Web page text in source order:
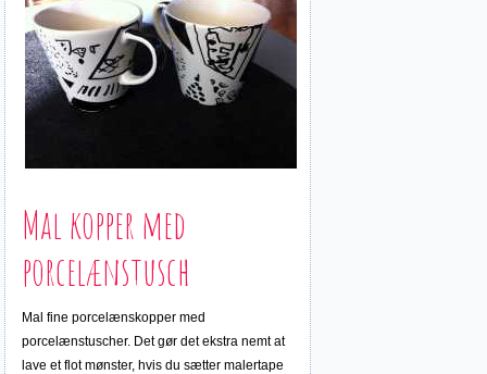
Mal kopper med
porcelænstusch
Mal fine porcelænskopper med
porcelænstuscher. Det gør det ekstra nemt at
lave et flot mønster, hvis du sætter malertape